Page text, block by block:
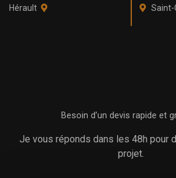
Hérault Saint-
Besoin d’un devis rapide et
Je vous réponds dans les 48h pour
projet.